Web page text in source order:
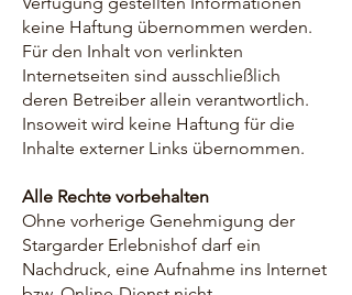
keine Haftung übernommen werden.
Für den Inhalt von verlinkten
Internetseiten sind ausschließlich
deren Betreiber allein verantwortlich.
Insoweit wird keine Haftung für die
Inhalte externer Links übernommen.
Alle Rechte vorbehalten
Ohne vorherige Genehmigung der
Stargarder Erlebnishof darf ein
Nachdruck, eine Aufnahme ins Internet